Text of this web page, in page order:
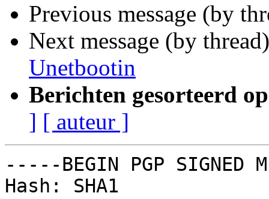
Previous message (by
Next message (by
Unetbootin
Berichten gesorteerd
] [ auteur ]
-----BEGIN PGP SIGNED
Hash: SHA1